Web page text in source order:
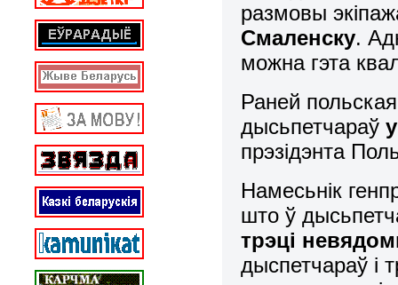
размовы
Смаленску.
можна гэта
Раней
дысьпетчараў
прэзідэнта
Намесьнік
што ў
трэці
дыспетчараў і